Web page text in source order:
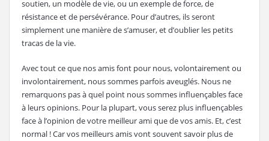
soutien, un modèle de vie, ou un exemple de force, de
résistance et de persévérance. Pour d’autres, ils seront
simplement une manière de s’amuser, et d’oublier les petits
tracas de la vie.
Avec tout ce que nos amis font pour nous, volontairement ou
involontairement, nous sommes parfois aveuglés. Nous ne
remarquons pas à quel point nous sommes influençables face
à leurs opinions. Pour la plupart, vous serez plus influençables
face à l’opinion de votre meilleur ami que de vos amis. Et, c’est
normal ! Car vos meilleurs amis vont souvent savoir plus de